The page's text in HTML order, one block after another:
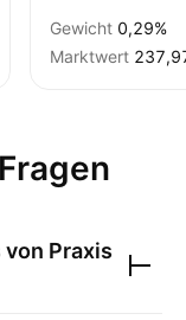
Gewicht 0,29%
Marktwert
von Praxis